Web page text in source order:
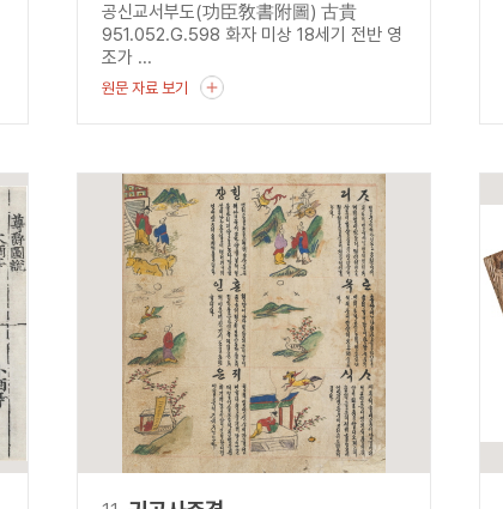
공신교서부도(功臣敎書附圖) 古貴
951.052.G.598 화자 미상 18세기 전반 영
조가 ...
원문 자료 보기